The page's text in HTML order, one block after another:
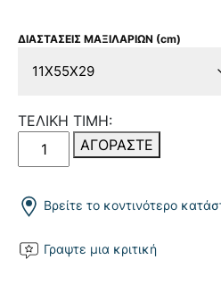
ΔΙΑΣΤΑΣΕΙΣ ΜΑΞΙΛΑΡΙΩΝ (cm)
ΤΕΛΙΚΗ ΤΙΜΗ:
Sushi
Pillow
ΑΓΟΡΑΣΤΕ
Βρείτε το κοντινότερο
Γραψτε μια κριτική